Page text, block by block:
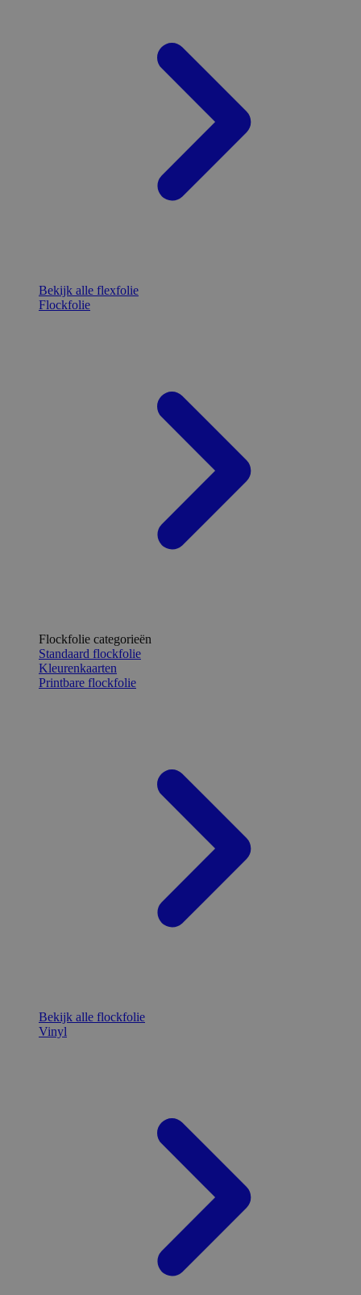
Bekijk alle flexfolie
Flockfolie
Flockfolie categorieën
Standaard flockfolie
Kleurenkaarten
Printbare flockfolie
Bekijk alle flockfolie
Vinyl